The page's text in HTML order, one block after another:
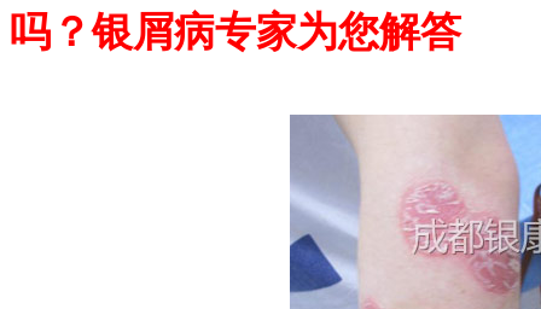
吗？银屑病专家为您解答